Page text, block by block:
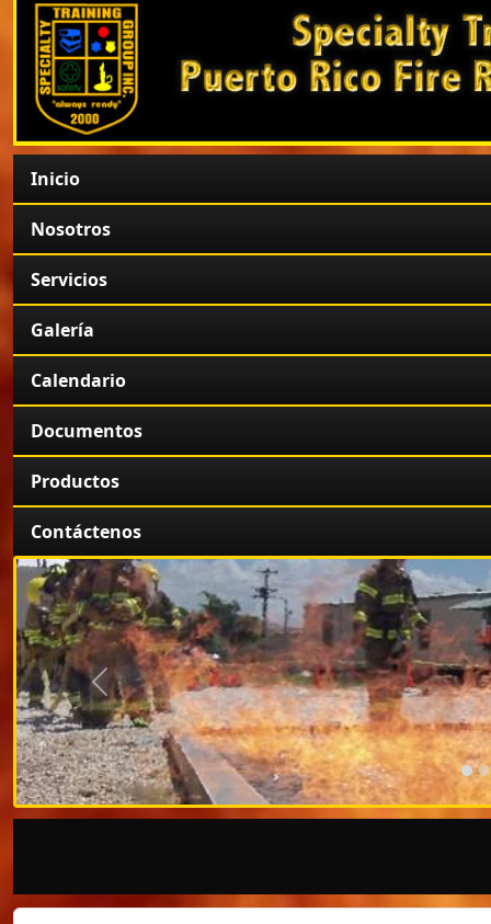
Inicio
Nosotros
Servicios
Galería
Calendario
Documentos
Productos
Contáctenos
Anterior